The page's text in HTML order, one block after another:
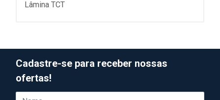
Lâmina TCT
Cadastre-se para receber nossas
ofertas!